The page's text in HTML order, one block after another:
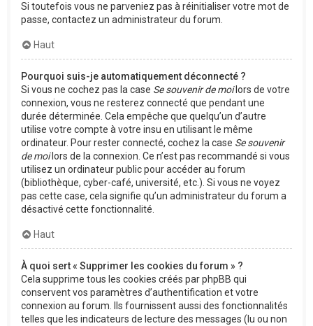
Si toutefois vous ne parveniez pas à réinitialiser votre mot de
passe, contactez un administrateur du forum.
Haut
Pourquoi suis-je automatiquement déconnecté ?
Si vous ne cochez pas la case Se souvenir de moilors de votre
connexion, vous ne resterez connecté que pendant une
durée déterminée. Cela empêche que quelqu’un d’autre
utilise votre compte à votre insu en utilisant le même
ordinateur. Pour rester connecté, cochez la case Se souvenir
de moilors de la connexion. Ce n’est pas recommandé si vous
utilisez un ordinateur public pour accéder au forum
(bibliothèque, cyber-café, université, etc.). Si vous ne voyez
pas cette case, cela signifie qu’un administrateur du forum a
désactivé cette fonctionnalité.
Haut
À quoi sert « Supprimer les cookies du forum » ?
Cela supprime tous les cookies créés par phpBB qui
conservent vos paramètres d’authentification et votre
connexion au forum. Ils fournissent aussi des fonctionnalités
telles que les indicateurs de lecture des messages (lu ou non